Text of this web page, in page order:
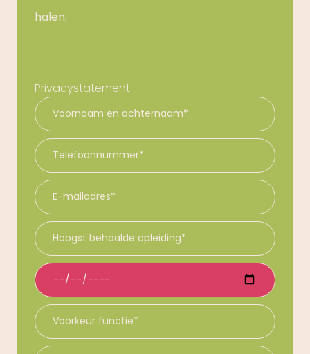
halen.
Privacystatement